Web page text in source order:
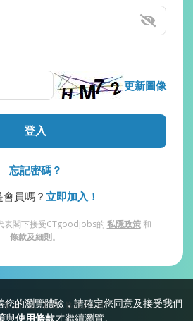
的瀏覽體驗，請確定您同意及接受我們
與使用條款才繼續瀏覽。
更新圖像
登入
忘記密碼？
員嗎？ 立即加入！
表閣下接受CTgoodjobs的 私隱政策和
條款及細則。
常見問題 私隱 條款及細則